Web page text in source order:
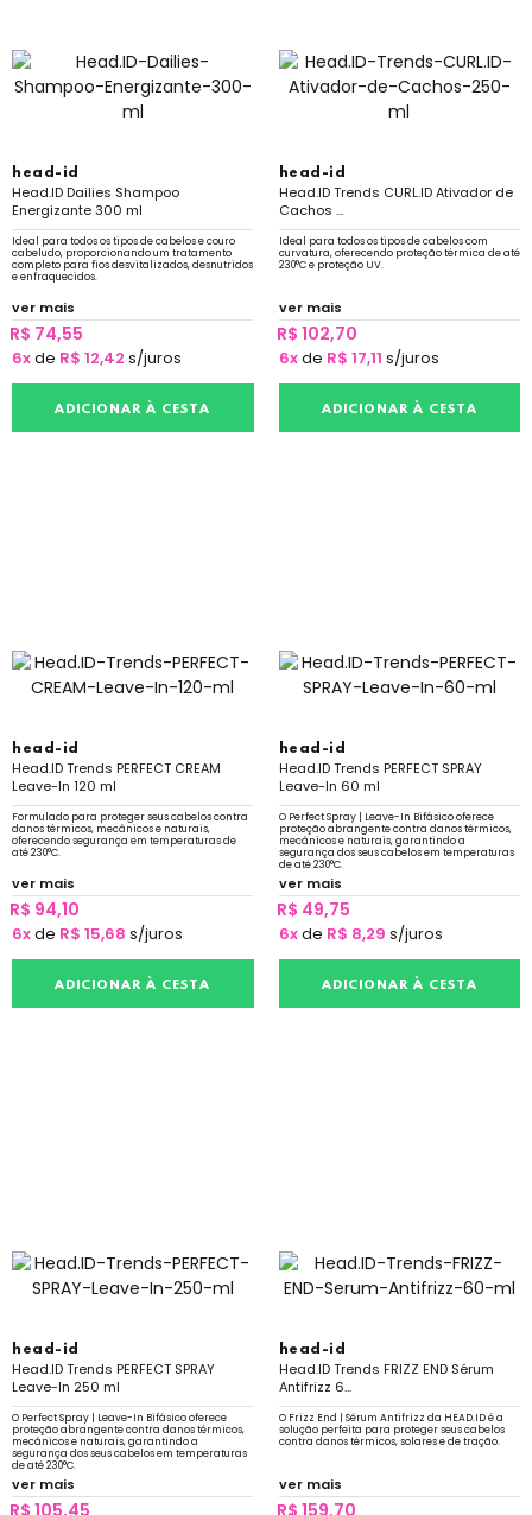
head-id
Head.ID Dailies Shampoo
Energizante 300 ml
Ideal para todos os tipos de cabelos e couro
cabeludo, proporcionando um tratamento
completo para fios desvitalizados, desnutridos
e enfraquecidos.
ver mais
R$ 74,55
6xde R$ 12,42 s/juros
ADICIONAR À CESTA
head-id
Head.ID Trends CURL.ID Ativador de
Cachos ...
Ideal para todos os tipos de cabelos com
curvatura, oferecendo proteção térmica de até
230°C e proteção UV.
ver mais
R$ 102,70
6xde R$ 17,11 s/juros
ADICIONAR À CESTA
head-id
Head.ID Trends PERFECT CREAM
Leave-In 120 ml
Formulado para proteger seus cabelos contra
danos térmicos, mecânicos e naturais,
oferecendo segurança em temperaturas de
até 230°C.
ver mais
R$ 94,10
6xde R$ 15,68 s/juros
ADICIONAR À CESTA
head-id
Head.ID Trends PERFECT SPRAY
Leave-In 60 ml
O Perfect Spray | Leave-In Bifásico oferece
proteção abrangente contra danos térmicos,
mecânicos e naturais, garantindo a
segurança dos seus cabelos em temperaturas
de até 230°C.
ver mais
R$ 49,75
6xde R$ 8,29 s/juros
ADICIONAR À CESTA
head-id
Head.ID Trends PERFECT SPRAY
Leave-In 250 ml
O Perfect Spray | Leave-In Bifásico oferece
proteção abrangente contra danos térmicos,
mecânicos e naturais, garantindo a
segurança dos seus cabelos em temperaturas
de até 230°C.
ver mais
R$ 105,45
head-id
Head.ID Trends FRIZZ END Sérum
Antifrizz 6...
O Frizz End | Sérum Antifrizz da HEAD.ID é a
solução perfeita para proteger seus cabelos
contra danos térmicos, solares e de tração.
ver mais
R$ 159,70